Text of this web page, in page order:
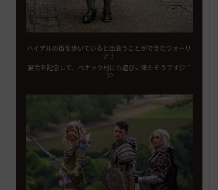
ハイデルの街を歩いていると出会うことができたウォーリ
ア！
宴会を記念して、ベナック村にも遊びに来たそうです(੭˙ ˘
˙)੭